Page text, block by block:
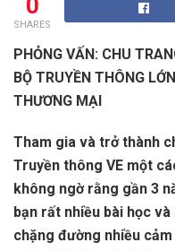
SHARES
PHỎNG VẤN: CHU
BỘ TRUYỀN THÔNG
THƯƠNG MẠI
Tham gia và trở thành
Truyền thông VE một
không ngờ rằng gần 3
bạn rất nhiều bài học
chặng đường nhiều